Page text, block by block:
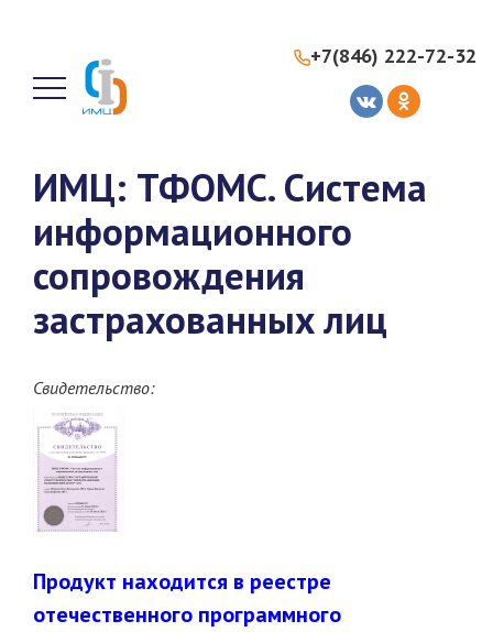
+7(846) 222-72-32
ИМЦ: ТФОМС. Система
информационного
сопровождения
застрахованных лиц
Свидетельство:
Продукт находится в реестре
отечественного программного